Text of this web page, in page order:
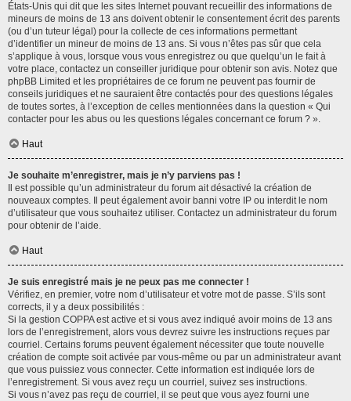
États-Unis qui dit que les sites Internet pouvant recueillir des informations de
mineurs de moins de 13 ans doivent obtenir le consentement écrit des parents
(ou d’un tuteur légal) pour la collecte de ces informations permettant
d’identifier un mineur de moins de 13 ans. Si vous n’êtes pas sûr que cela
s’applique à vous, lorsque vous vous enregistrez ou que quelqu’un le fait à
votre place, contactez un conseiller juridique pour obtenir son avis. Notez que
phpBB Limited et les propriétaires de ce forum ne peuvent pas fournir de
conseils juridiques et ne sauraient être contactés pour des questions légales
de toutes sortes, à l’exception de celles mentionnées dans la question « Qui
contacter pour les abus ou les questions légales concernant ce forum ? ».
Haut
Je souhaite m’enregistrer, mais je n’y parviens pas !
Il est possible qu’un administrateur du forum ait désactivé la création de
nouveaux comptes. Il peut également avoir banni votre IP ou interdit le nom
d’utilisateur que vous souhaitez utiliser. Contactez un administrateur du forum
pour obtenir de l’aide.
Haut
Je suis enregistré mais je ne peux pas me connecter !
Vérifiez, en premier, votre nom d’utilisateur et votre mot de passe. S’ils sont
corrects, il y a deux possibilités :
Si la gestion COPPA est active et si vous avez indiqué avoir moins de 13 ans
lors de l’enregistrement, alors vous devrez suivre les instructions reçues par
courriel. Certains forums peuvent également nécessiter que toute nouvelle
création de compte soit activée par vous-même ou par un administrateur avant
que vous puissiez vous connecter. Cette information est indiquée lors de
l’enregistrement. Si vous avez reçu un courriel, suivez ses instructions.
Si vous n’avez pas reçu de courriel, il se peut que vous ayez fourni une